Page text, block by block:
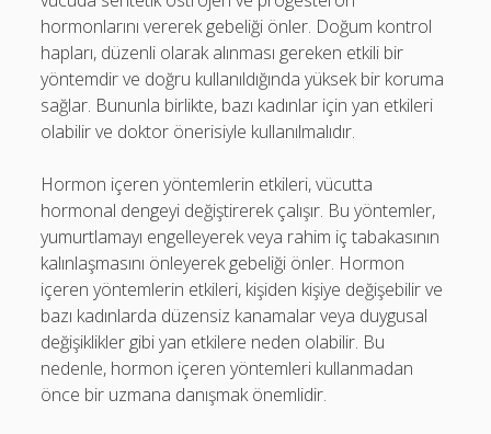
hormonlarını vererek gebeliği önler. Doğum kontrol
hapları, düzenli olarak alınması gereken etkili bir
yöntemdir ve doğru kullanıldığında yüksek bir koruma
sağlar. Bununla birlikte, bazı kadınlar için yan etkileri
olabilir ve doktor önerisiyle kullanılmalıdır.
Hormon içeren yöntemlerin etkileri, vücutta
hormonal dengeyi değiştirerek çalışır. Bu yöntemler,
yumurtlamayı engelleyerek veya rahim iç tabakasının
kalınlaşmasını önleyerek gebeliği önler. Hormon
içeren yöntemlerin etkileri, kişiden kişiye değişebilir ve
bazı kadınlarda düzensiz kanamalar veya duygusal
değişiklikler gibi yan etkilere neden olabilir. Bu
nedenle, hormon içeren yöntemleri kullanmadan
önce bir uzmana danışmak önemlidir.